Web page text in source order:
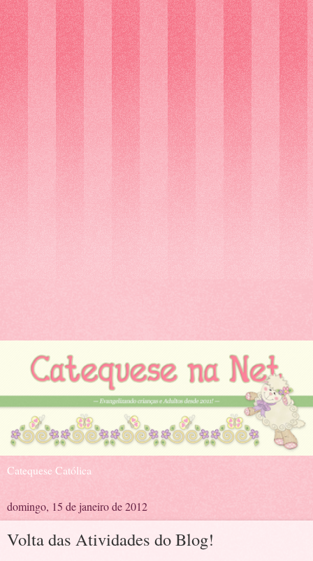
Catequese Católica
domingo, 15 de janeiro de 2012
Volta das Atividades do Blog!